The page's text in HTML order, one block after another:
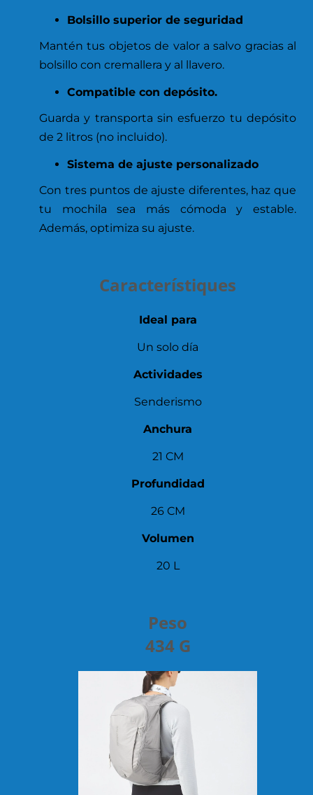
Bolsillo superior de seguridad
Mantén tus objetos de valor a salvo gracias al
bolsillo con cremallera y al llavero.
Compatible con depósito.
Guarda y transporta sin esfuerzo tu depósito
de 2 litros (no incluido).
Sistema de ajuste personalizado
Con tres puntos de ajuste diferentes, haz que
tu mochila sea más cómoda y estable.
Además, optimiza su ajuste.
Característiques
Ideal para
Un solo día
Actividades
Senderismo
Anchura
21 CM
Profundidad
26 CM
Volumen
20 L
Peso
434 G